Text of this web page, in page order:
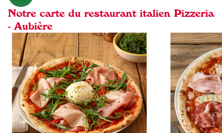
Notre carte du restaurant italien Pizzeria
- Aubière